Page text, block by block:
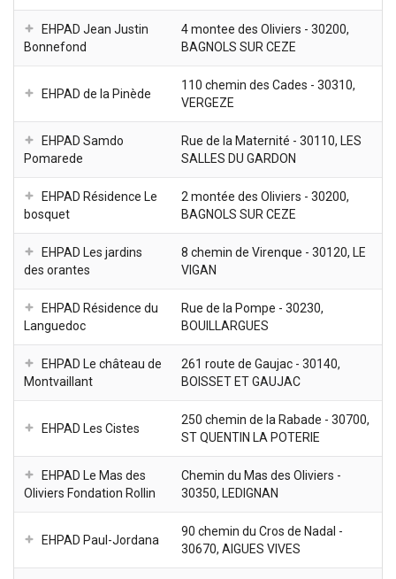
EHPAD Jean Justin
Bonnefond
4 montee des Oliviers - 30200,
BAGNOLS SUR CEZE
EHPAD de la Pinède
110 chemin des Cades - 30310,
VERGEZE
EHPAD Samdo
Pomarede
Rue de la Maternité - 30110, LES
SALLES DU GARDON
EHPAD Résidence Le
bosquet
2 montée des Oliviers - 30200,
BAGNOLS SUR CEZE
EHPAD Les jardins
des orantes
8 chemin de Virenque - 30120, LE
VIGAN
EHPAD Résidence du
Languedoc
Rue de la Pompe - 30230,
BOUILLARGUES
EHPAD Le château de
Montvaillant
261 route de Gaujac - 30140,
BOISSET ET GAUJAC
EHPAD Les Cistes
250 chemin de la Rabade - 30700,
ST QUENTIN LA POTERIE
EHPAD Le Mas des
Oliviers Fondation Rollin
Chemin du Mas des Oliviers -
30350, LEDIGNAN
EHPAD Paul-Jordana
90 chemin du Cros de Nadal -
30670, AIGUES VIVES